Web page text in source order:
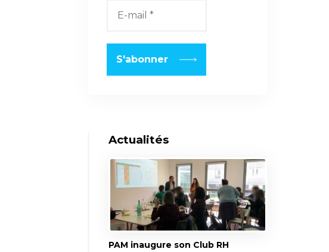
Actualités
PAM inaugure son Club RH